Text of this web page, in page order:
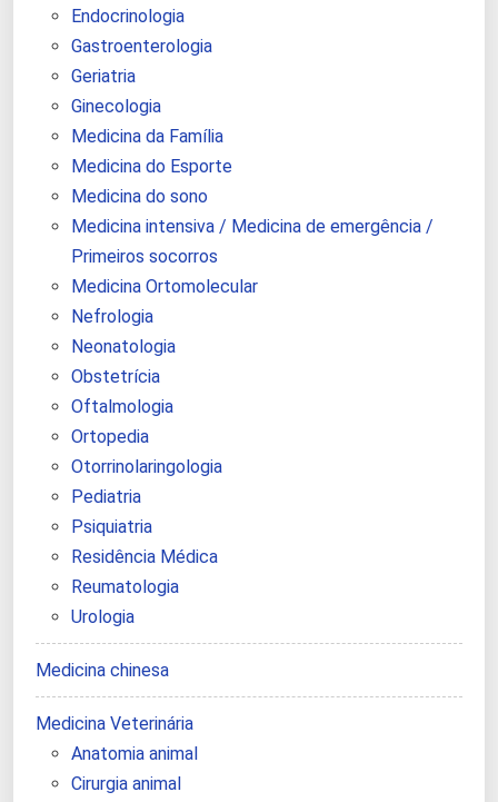
Endocrinologia
Gastroenterologia
Geriatria
Ginecologia
Medicina da Família
Medicina do Esporte
Medicina do sono
Medicina intensiva / Medicina de emergência /
Primeiros socorros
Medicina Ortomolecular
Nefrologia
Neonatologia
Obstetrícia
Oftalmologia
Ortopedia
Otorrinolaringologia
Pediatria
Psiquiatria
Residência Médica
Reumatologia
Urologia
Medicina chinesa
Medicina Veterinária
Anatomia animal
Cirurgia animal